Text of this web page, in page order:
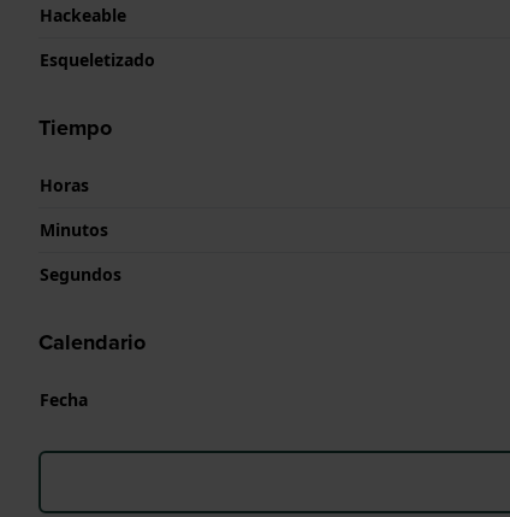
Hackeable
Esqueletizado
Tiempo
Horas
Minutos
Segundos
Calendario
Fecha